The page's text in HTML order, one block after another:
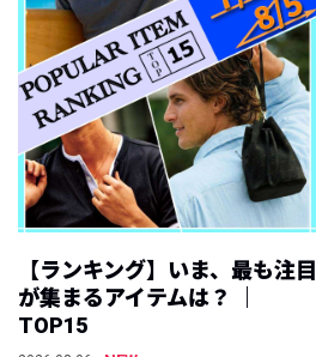
【ランキング】いま、最も注目
が集まるアイテムは？ ｜
TOP15